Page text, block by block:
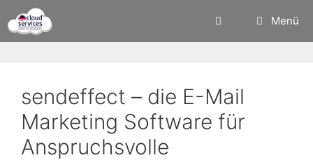
Inhalt
springen
Menü
sendeffect – die E-Mail
Marketing Software für
Anspruchsvolle